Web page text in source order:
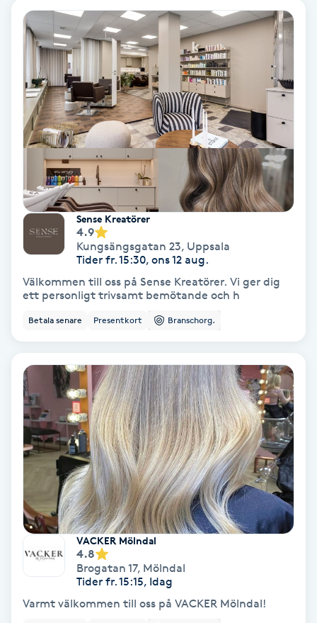
Spa-manikyr
Spa-pedikyr
Spraytan
Stylist
Sugaring
Svensk massage
Svettbehandling
Tuina-massage
Taktil massage
Tandblekning
Tandläkare
Tatuering
Tatueringsborttagning
Terapi
Thaimassage
Sense Kreatörer
4.9
Kungsängsgatan 23, Uppsala
Tider fr. 15:30, ons 12 aug.
Välkommen till oss på Sense Kreatörer. Vi ger dig
ett personligt trivsamt bemötande och h
Betala senare Presentkort Branschorg.
VACKER Mölndal
4.8
Brogatan 17, Mölndal
Tider fr. 15:15, Idag
Varmt välkommen till oss på VACKER Mölndal!